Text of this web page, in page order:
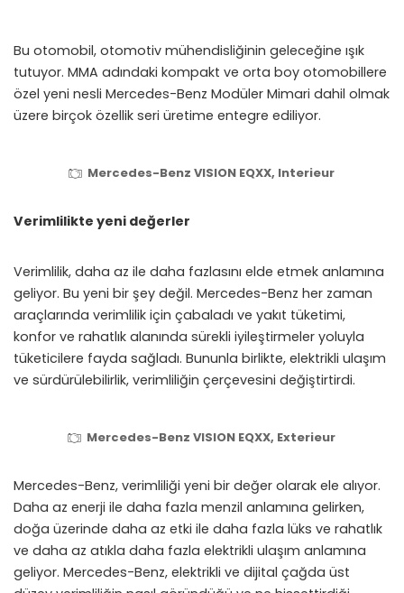
Bu otomobil, otomotiv mühendisliğinin geleceğine ışık
tutuyor. MMA adındaki kompakt ve orta boy otomobillere
özel yeni nesli Mercedes-Benz Modüler Mimari dahil olmak
üzere birçok özellik seri üretime entegre ediliyor.
Mercedes-Benz VISION EQXX, Interieur
Verimlilikte yeni değerler
Verimlilik, daha az ile daha fazlasını elde etmek anlamına
geliyor. Bu yeni bir şey değil. Mercedes-Benz her zaman
araçlarında verimlilik için çabaladı ve yakıt tüketimi,
konfor ve rahatlık alanında sürekli iyileştirmeler yoluyla
tüketicilere fayda sağladı. Bununla birlikte, elektrikli ulaşım
ve sürdürülebilirlik, verimliliğin çerçevesini değiştirtirdi.
Mercedes-Benz VISION EQXX, Exterieur
Mercedes-Benz, verimliliği yeni bir değer olarak ele alıyor.
Daha az enerji ile daha fazla menzil anlamına gelirken,
doğa üzerinde daha az etki ile daha fazla lüks ve rahatlık
ve daha az atıkla daha fazla elektrikli ulaşım anlamına
geliyor. Mercedes-Benz, elektrikli ve dijital çağda üst